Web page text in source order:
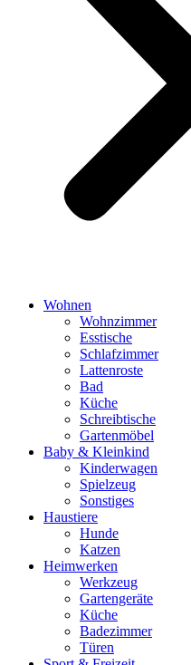
Wohnen
Wohnzimmer
Esstische
Schlafzimmer
Lattenroste
Bad
Küche
Schreibtische
Gartenmöbel
Baby & Kleinkind
Kinderwagen
Spielzeug
Sonstiges
Haustiere
Hunde
Katzen
Heimwerken
Werkzeug
Gartengeräte
Küche
Badezimmer
Türen